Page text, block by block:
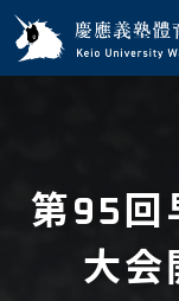
第95回
大会